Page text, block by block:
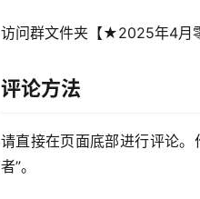
访问群文件夹【★2025年4月
评论方法
请直接在页面底部进行评论
者”。